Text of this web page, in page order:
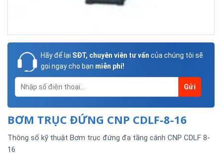
Hãy để lại SĐT, chuyên viên tư vấn của chúng tôi sẽ
gọi ngay cho bạn miễn phí!
BƠM TRỤC ĐỨNG CNP CDLF-8-16
Thông số kỹ thuật Bơm trục đứng đa tầng cánh CNP CDLF 8-
16